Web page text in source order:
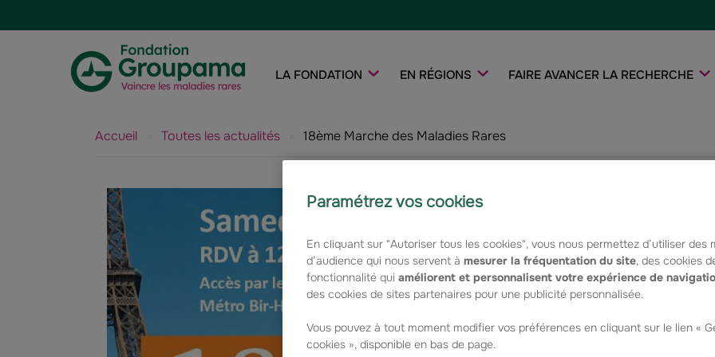
LA FONDATION EN RÉGIONS FAIRE AVANCER LA RECHERCHE
Accueil Toutes les actualités 18ème Marche des Maladies Rares
Le
lieu la
Rares,
Paramétrez vos cookies
En cliquant sur "Autoriser tous les cookies", vous nous permettez d’utiliser des
d’audience qui nous servent à mesurer la fréquentation du site, des cookies
fonctionnalité qui améliorent et personnalisent votre expérience de
des cookies de sites partenaires pour une publicité personnalisée.
Vous pouvez à tout moment modifier vos préférences en cliquant sur le lien «
cookies », disponible en bas de page.